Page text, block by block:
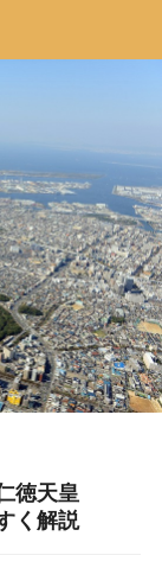
徳天皇
く解説